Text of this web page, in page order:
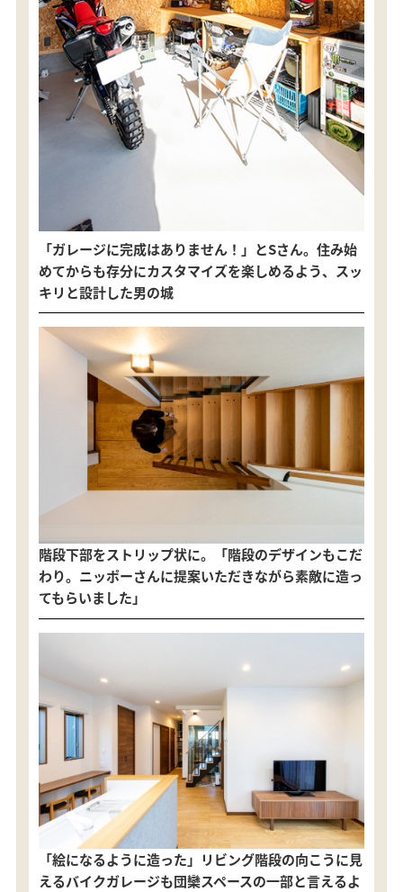
「ガレージに完成はありません！」とSさん。住み始
めてからも存分にカスタマイズを楽しめるよう、スッ
キリと設計した男の城
階段下部をストリップ状に。「階段のデザインもこだ
わり。ニッポーさんに提案いただきながら素敵に造っ
てもらいました」
「絵になるように造った」リビング階段の向こうに見
えるバイクガレージも団欒スペースの一部と言えるよ